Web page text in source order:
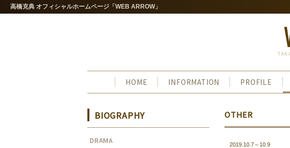
高橋克典 オフィシャルホームページ「WEB ARROW」
HOME INFORMATION PROFILE
BIOGRAPHY
DRAMA
OTHER
2019.10.7～10.9